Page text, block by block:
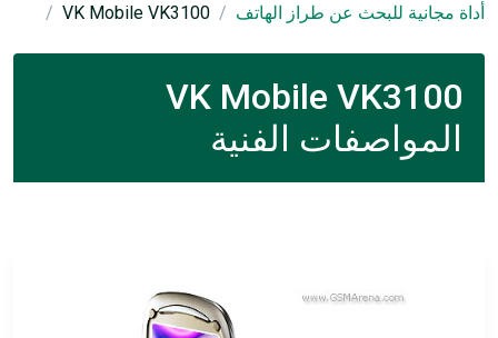
أداة مجانية للبحث عن طراز الهاتف
VK Mobile VK3100
VK Mobile VK3100
المواصفات الفنية